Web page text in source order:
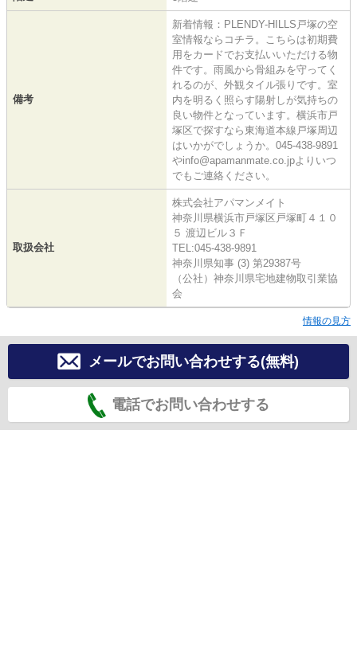
備考
新着情報：PLENDY-HILLS戸塚の空
室情報ならコチラ。こちらは初期費
用をカードでお支払いいただける物
件です。雨風から骨組みを守ってく
れるのが、外観タイル張りです。室
内を明るく照らす陽射しが気持ちの
良い物件となっています。横浜市戸
塚区で探すなら東海道本線戸塚周辺
はいかがでしょうか。045-438-9891
やinfo@apamanmate.co.jpよりいつ
でもご連絡ください。
取扱会社
株式会社アパマンメイト
神奈川県横浜市戸塚区戸塚町４１０
５ 渡辺ビル３Ｆ
TEL:045-438-9891
神奈川県知事 (3) 第29387号
（公社）神奈川県宅地建物取引業協
会
情報の見方
メールでお問い合わせする(無料)
電話でお問い合わせする